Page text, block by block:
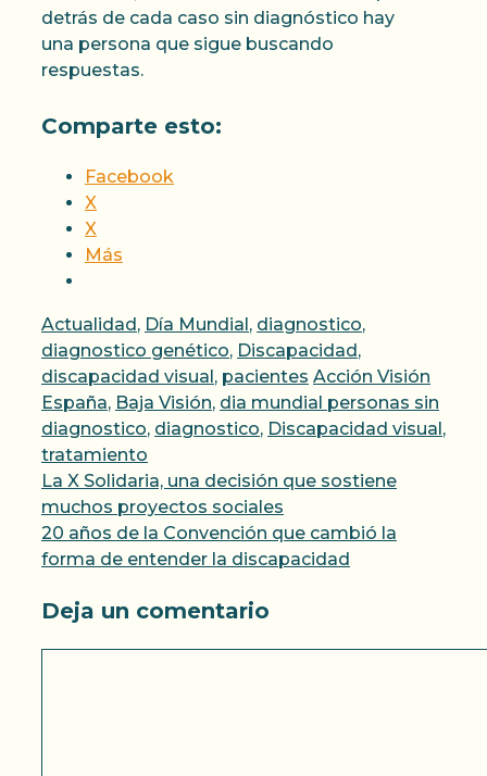
detrás de cada caso sin diagnóstico hay
una persona que sigue buscando
respuestas.
Comparte esto:
Facebook
X
X
Más
Categorías
Actualidad, Día Mundial, diagnostico,
diagnostico genético, Discapacidad,
discapacidad visual, pacientes Etiquetas
Acción Visión
España, Baja Visión, dia mundial personas sin
diagnostico, diagnostico, Discapacidad visual,
tratamiento
La X Solidaria, una decisión que sostiene
muchos proyectos sociales
20 años de la Convención que cambió la
forma de entender la discapacidad
Deja un comentario